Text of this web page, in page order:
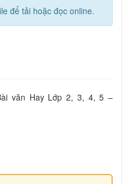
để tải hoặc đọc online.
văn Hay Lớp 2, 3, 4, 5 –